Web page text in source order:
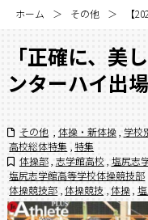
ホーム その他 【
「正確に、美
ンターハイ出
その他
体操・新体操 学校
高校総体特集 ,特集
体操部 志学館高校 塩尻志
塩尻志学館高等学校体操競技部
体操競技部 体操競技 体操 ,